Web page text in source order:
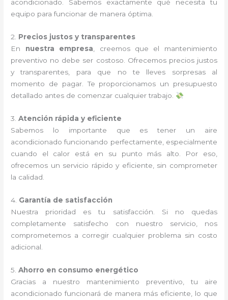
acondicionado. Sabemos exactamente qué necesita tu
equipo para funcionar de manera óptima.
2. Precios justos y transparentes
En nuestra empresa, creemos que el mantenimiento
preventivo no debe ser costoso. Ofrecemos precios justos
y transparentes, para que no te lleves sorpresas al
momento de pagar. Te proporcionamos un presupuesto
detallado antes de comenzar cualquier trabajo.
3.Atención rápida y eficiente
Sabemos lo importante que es tener un aire
acondicionado funcionando perfectamente, especialmente
cuando el calor está en su punto más alto. Por eso,
ofrecemos un servicio rápido y eficiente, sin comprometer
la calidad.
4. Garantía de satisfacción
Nuestra prioridad es tu satisfacción. Si no quedas
completamente satisfecho con nuestro servicio, nos
comprometemos a corregir cualquier problema sin costo
adicional.
5.Ahorro en consumo energético
Gracias a nuestro mantenimiento preventivo, tu aire
acondicionado funcionará de manera más eficiente, lo que